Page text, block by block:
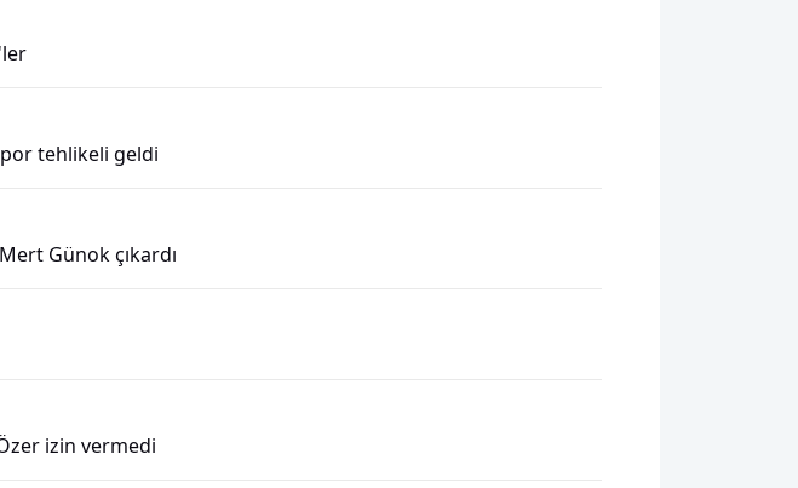
tehlikeli geldi
Günok çıkardı
izin vermedi